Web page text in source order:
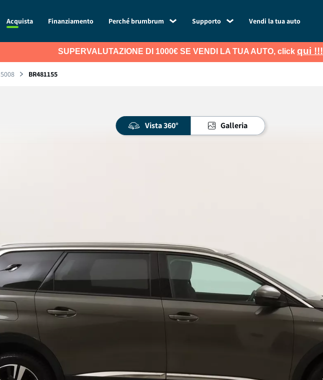
Acquista Finanziamento Perché brumbrum Supporto Vendi la tua auto
SUPERVALUTAZIONE DI 1000€ SE VENDI LA TUA AUTO, click qui !!!
5008 BR481155
Vista 360° Galleria